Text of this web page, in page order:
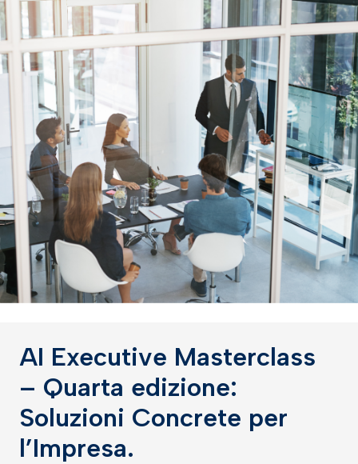
AI Executive Masterclass
– Quarta edizione:
Soluzioni Concrete per
l’Impresa.